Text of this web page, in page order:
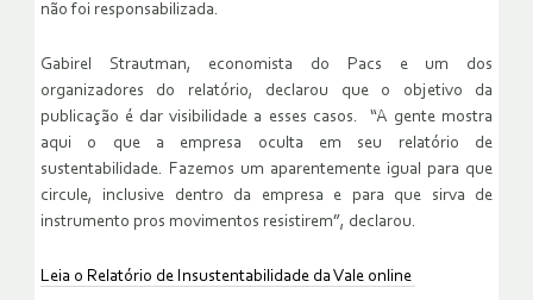
não foi responsabilizada.
Gabirel Strautman, economista do Pacs e um dos
organizadores do relatório, declarou que o objetivo da
publicação é dar visibilidade a esses casos. “A gente mostra
aqui o que a empresa oculta em seu relatório de
sustentabilidade. Fazemos um aparentemente igual para que
circule, inclusive dentro da empresa e para que sirva de
instrumento pros movimentos resistirem”, declarou.
Leia o Relatório de Insustentabilidade da Vale online